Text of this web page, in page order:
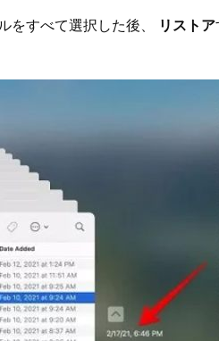
をすべて選択した後、 リストア